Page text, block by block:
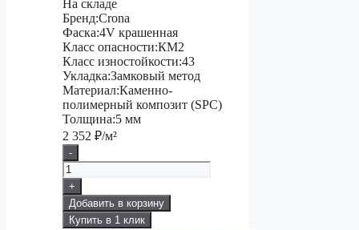
На складе
Бренд:Crona
Фаска:4V крашенная
Класс опасности:КМ2
Класс изностойкости:43
Укладка:Замковый метод
Материал:Каменно-
полимерный композит (SPC)
Толщина:5 мм
2 352 ₽/м²
-
+
Добавить в корзину
Купить в 1 клик